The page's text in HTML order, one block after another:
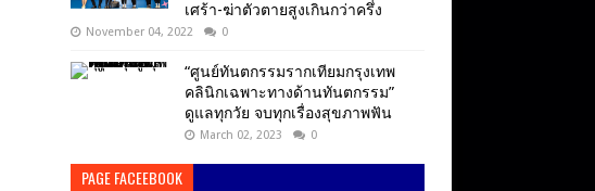
เศร้า-ฆ่าตัวตายสูงเกินกว่าครึ่ง
November 04, 2022 0
“ศูนย์ทันตกรรมรากเทียมกรุงเทพ
คลินิกเฉพาะทางด้านทันตกรรม”
ดูแลทุกวัย จบทุกเรื่องสุขภาพฟัน
March 02, 2023 0
PAGE FACEEBOOK